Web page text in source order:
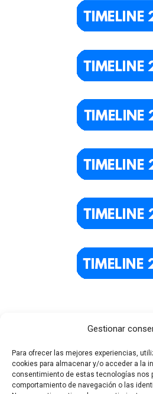
Gestionar
Para ofrecer las mejores experiencias,
cookies para almacenar y/o acceder a la
consentimiento de estas tecnologías nos
comportamiento de navegación o las